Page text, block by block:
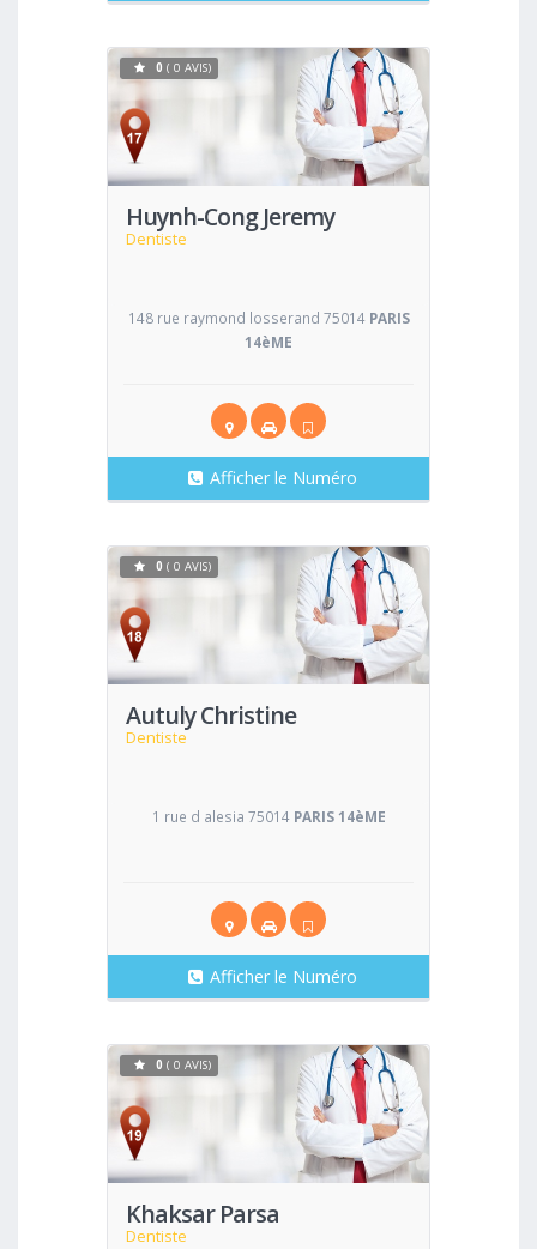
Huynh-Cong Jeremy
Dentiste
Voir
0 ( 0 AVIS)
148 rue raymond losserand 75014 PARIS
14èME
Afficher le Numéro
Autuly Christine
Dentiste
Voir
0 ( 0 AVIS)
1 rue d alesia 75014 PARIS 14èME
Afficher le Numéro
Khaksar Parsa
Dentiste
Voir
0 ( 0 AVIS)